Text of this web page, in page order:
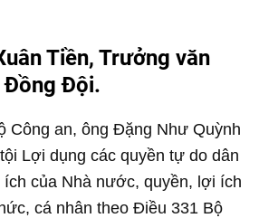
Tiền, Trưởng văn
Đồng Đội.
Công an, ông Đặng Như Quỳnh
Lợi dụng các quyền tự do dân
của Nhà nước, quyền, lợi ích
cá nhân theo Điều 331 Bộ